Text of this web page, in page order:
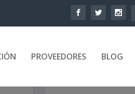
PROVEEDORES BLOG